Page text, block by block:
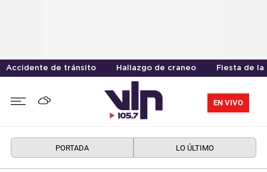
Accidente de tránsito Hallazgo de craneo Fiesta de la
EN VIVO
PORTADA LO ÚLTIMO